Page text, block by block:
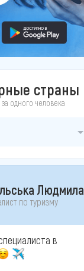
страны
одного человека
Людмила
по туризму
в